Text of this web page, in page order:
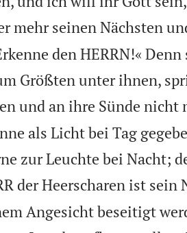
mehr seinen Nächsten
den HERRN!«
Größten unter ihnen,
und an ihre Sünde nicht
als Licht bei Tag
zur Leuchte bei Nacht;
der Heerscharen ist sein
Angesicht beseitigt